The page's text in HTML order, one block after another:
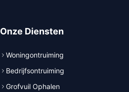
Onze Diensten
Woningontruiming
Bedrijfsontruiming
Grofvuil Ophalen